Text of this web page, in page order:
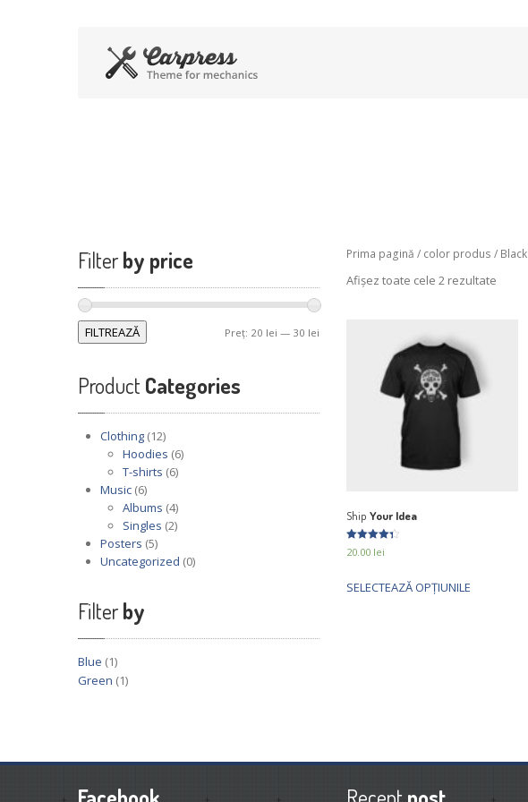
Filterby price
FILTREAZĂ Preț: 20 lei — 30 lei
Product Categories
Clothing (12)
Hoodies (6)
T-shirts (6)
Music (6)
Albums (4)
Singles (2)
Posters (5)
Uncategorized (0)
Filterby
Blue (1)
Green (1)
Prima pagină / color produs / Black
Afișez toate cele 2 rezultate
Ship Your Idea
Evaluat la
4.33
20.00 lei
SELECTEAZĂ OPȚIUNILE